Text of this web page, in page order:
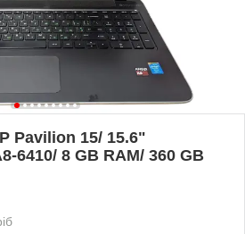
Pavilion 15/ 15.6"
6410/ 8 GB RAM/ 360 GB